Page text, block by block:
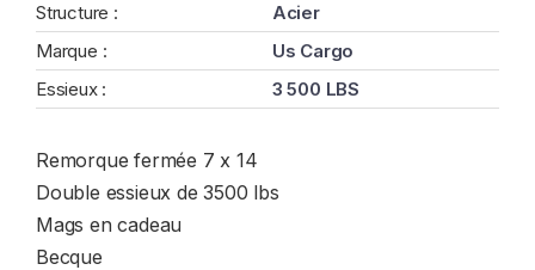
Structure :
Acier
Marque :
Us Cargo
Essieux :
3 500 LBS
Remorque fermée 7 x 14
Double essieux de 3500 lbs
Mags en cadeau
Becque